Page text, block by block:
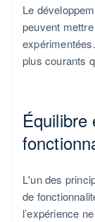
Le
peuvent
plus courants
Équilibre
L'un des
de
l’expérience